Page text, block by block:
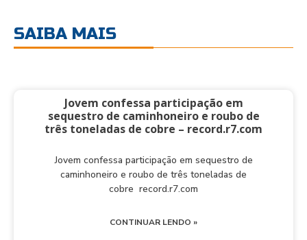
SAIBA MAIS
Jovem confessa participação em
sequestro de caminhoneiro e roubo de
três toneladas de cobre – record.r7.com
Jovem confessa participação em sequestro de
caminhoneiro e roubo de três toneladas de
cobre record.r7.com
CONTINUAR LENDO »